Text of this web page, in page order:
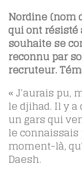
Nordine (nom
qui ont résisté
souhaite se
reconnu par
recruteur.
« J’aurais pu,
le djihad. Il y a
un gars qui
le connaissais
moment-là,
Daesh.